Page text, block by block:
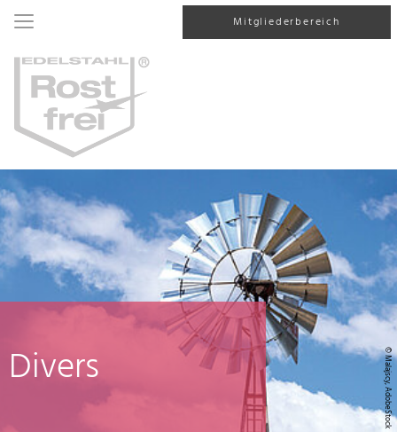
Mitgliederbereich
© Malajscy, AdobeStock
Divers